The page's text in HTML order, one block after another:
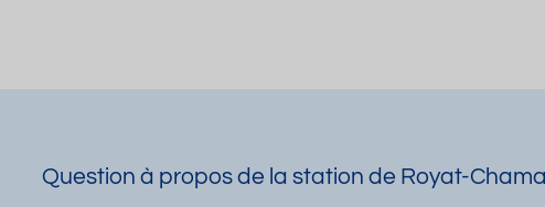
Question à propos de la station de Royat-